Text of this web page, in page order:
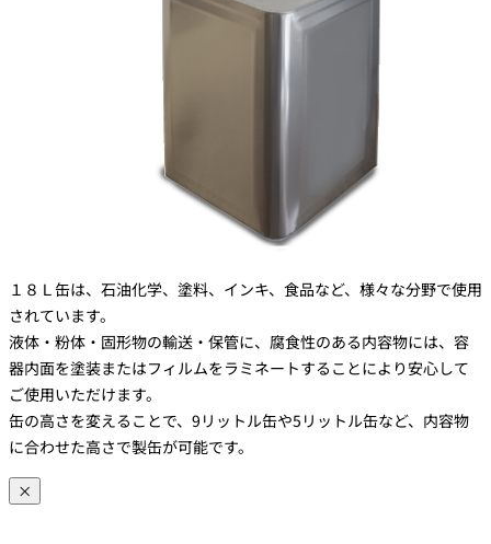
１８Ｌ缶は、石油化学、塗料、インキ、食品など、様々な分野で使用
されています。
液体・粉体・固形物の輸送・保管に、腐食性のある内容物には、容
器内面を塗装またはフィルムをラミネートすることにより安心して
ご使用いただけます。
缶の高さを変えることで、9リットル缶や5リットル缶など、内容物
に合わせた高さで製缶が可能です。
×